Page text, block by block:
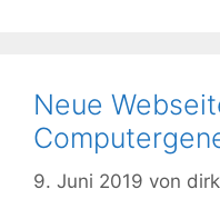
Neue
9. Juni 2019 von